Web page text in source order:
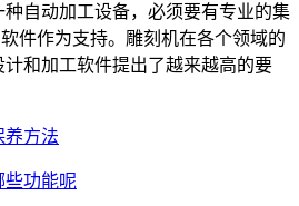
自动加工设备，必须要有专业的集
件作为支持。雕刻机在各个领域的
和加工软件提出了越来越高的要
养方法
些功能呢